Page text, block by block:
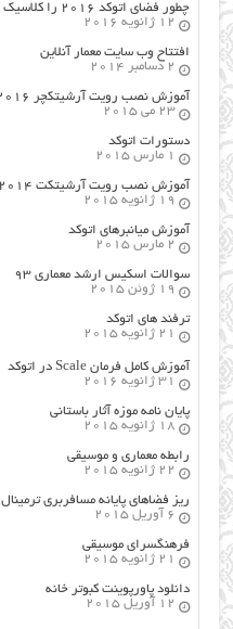
چطور فضای اتوکد ۲۰۱۶ را کلاسیک کنیم؟
12 ژانویه 2016
افتتاح وب سایت معمار آنلاین
2 دسامبر 2014
آموزش نصب رویت آرشیتکچر ۲۰۱۶
23 می 2015
دستورات اتوکد
1 مارس 2015
آموزش نصب رویت آرشیتکت ۲۰۱۴
19 ژانویه 2015
آموزش میانبرهای اتوکد
2 مارس 2015
سوالات اسکیس ارشد معماری ۹۳
19 ژوئن 2015
ترفند های اتوکد
21 ژانویه 2015
آموزش کامل فرمان Scale در اتوکد
31 ژانویه 2016
پایان نامه موزه آثار باستانی
18 ژانویه 2015
رابطه معماری و موسیقی
22 ژانویه 2015
ریز فضاهای پایانه مسافربری ترمینال
6 آوریل 2015
فرهنگسراي موسيقي
21 ژانویه 2015
دانلود پاورپوینت کبوتر خانه
12 آوریل 2015